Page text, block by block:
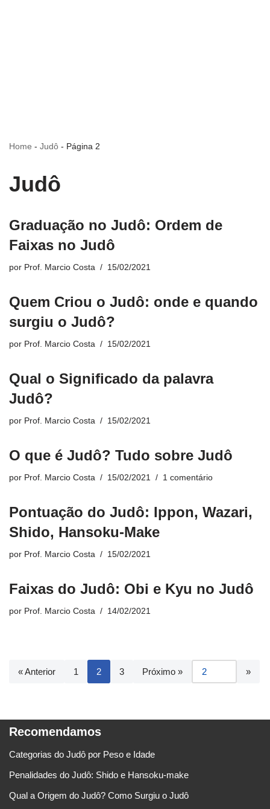
Home - Judô - Página 2
Judô
Graduação no Judô: Ordem de
Faixas no Judô
por Prof. Marcio Costa 15/02/2021
Quem Criou o Judô: onde e quando
surgiu o Judô?
por Prof. Marcio Costa 15/02/2021
Qual o Significado da palavra
Judô?
por Prof. Marcio Costa 15/02/2021
O que é Judô? Tudo sobre Judô
por Prof. Marcio Costa 15/02/2021 1 comentário
Pontuação do Judô: Ippon, Wazari,
Shido, Hansoku-Make
por Prof. Marcio Costa 15/02/2021
Faixas do Judô: Obi e Kyu no Judô
por Prof. Marcio Costa 14/02/2021
« Anterior 1 2 3 Próximo »
Recomendamos
Categorias do Judô por Peso e Idade
Penalidades do Judô: Shido e Hansoku-make
Qual a Origem do Judô? Como Surgiu o Judô